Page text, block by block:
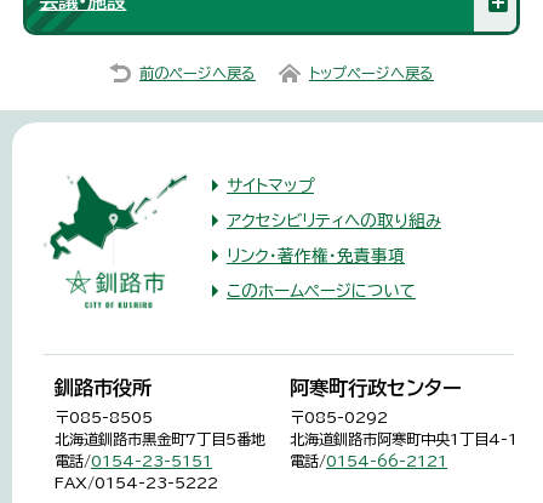
前のページへ戻る トップページへ戻る
サイトマップ
アクセシビリティへの取り組み
リンク・著作権・免責事項
このホームページについて
釧路市役所
〒085-8505
北海道釧路市黒金町7丁目5番地
電話/0154-23-5151
FAX/0154-23-5222
阿寒町行政センター
〒085-0292
北海道釧路市阿寒町中央1丁目4-1
電話/0154-66-2121